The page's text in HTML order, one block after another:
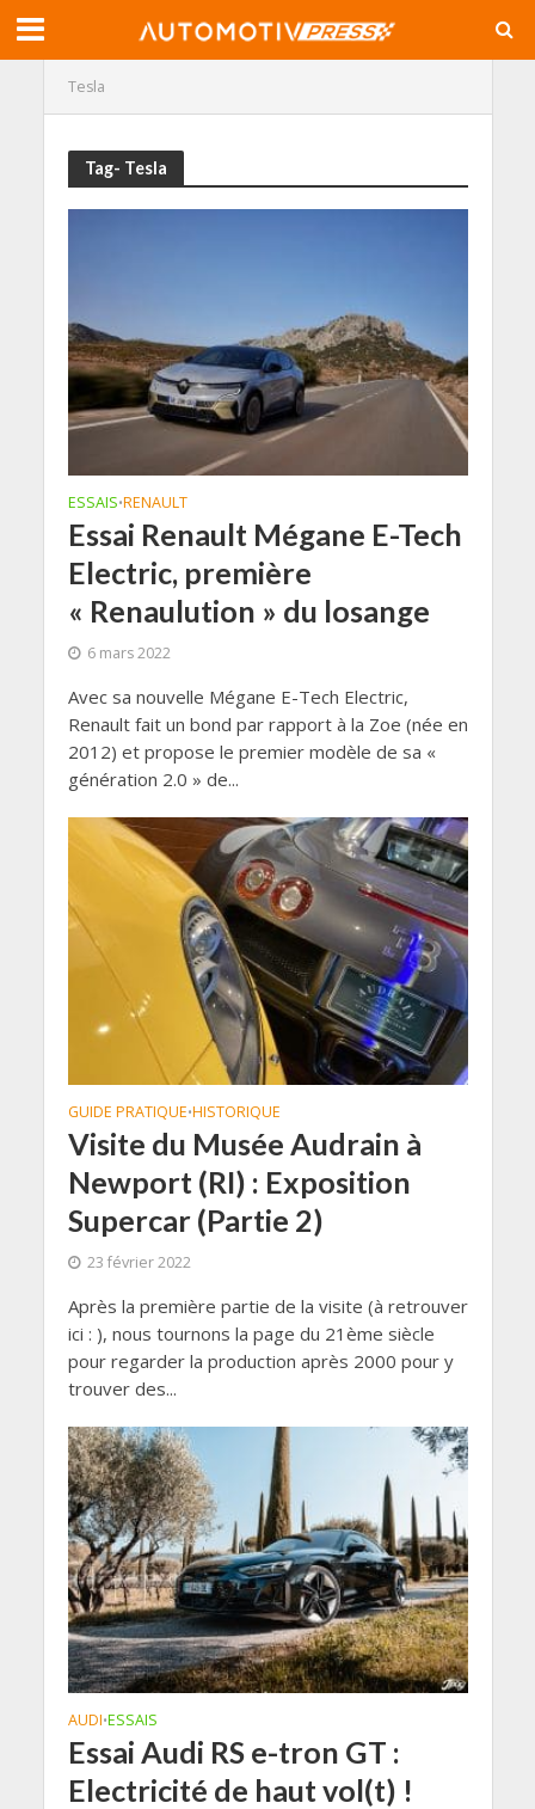
Tesla
Tag- Tesla
ESSAIS•RENAULT
Essai Renault Mégane E-Tech
Electric, première
« Renaulution » du losange
6 mars 2022
Avec sa nouvelle Mégane E-Tech Electric,
Renault fait un bond par rapport à la Zoe (née en
2012) et propose le premier modèle de sa «
génération 2.0 » de...
GUIDE PRATIQUE•HISTORIQUE
Visite du Musée Audrain à
Newport (RI) : Exposition
Supercar (Partie 2)
23 février 2022
Après la première partie de la visite (à retrouver
ici : ), nous tournons la page du 21ème siècle
pour regarder la production après 2000 pour y
trouver des...
AUDI•ESSAIS
Essai Audi RS e-tron GT :
Electricité de haut vol(t) !